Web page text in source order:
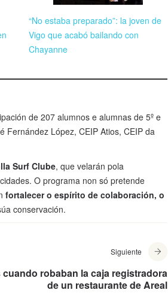
“No estaba preparado”: la joven de
Vigo que acabó bailando con
Chayanne
de 207 alumnos e alumnas de 5º e
Fernández López, CEIP Atios, CEIP da
Surf Clube, que velarán pola
O programa non só pretende
fortalecer o espírito de colaboración, o
conservación.
Siguiente
robaban la caja registradora
de un restaurante de Areal